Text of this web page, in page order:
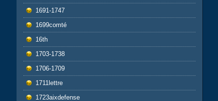
1691-1747
1699comté
16th
1703-1738
1706-1709
1711lettre
1723aixdefense